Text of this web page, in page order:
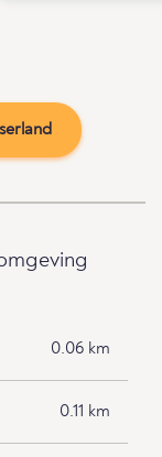
0.06 km
0.11 km